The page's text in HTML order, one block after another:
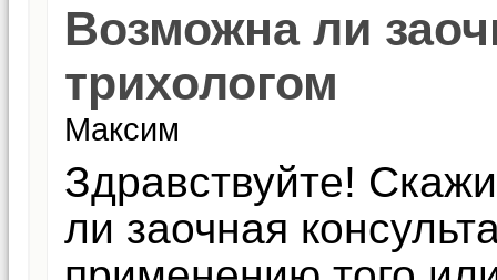
Возможна ли
трихологом
Максим
Здравствуйте!
ли заочная